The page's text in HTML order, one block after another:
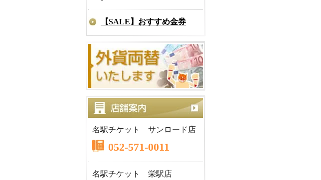
【SALE】おすすめ金券
名駅チケット サンロード店
052-571-0011
名駅チケット 栄駅店